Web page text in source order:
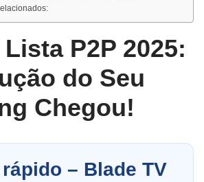
P2P 2025:
do Seu
Chegou!
– Blade TV